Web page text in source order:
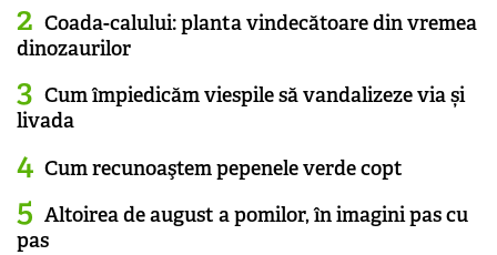
Coada-calului: planta vindecătoare din vremea
dinozaurilor
Cum împiedicăm viespile să vandalizeze via și
livada
Cum recunoaştem pepenele verde copt
Altoirea de august a pomilor, în imagini pas cu
pas